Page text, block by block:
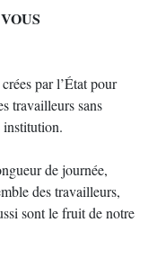
par l’État pour
travailleurs sans
institution.
de journée,
des travailleurs,
sont le fruit de notre